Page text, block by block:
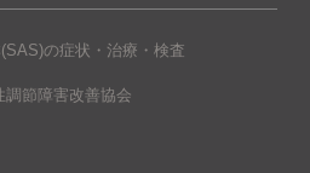
の症状・治療・検査
調節障害改善協会